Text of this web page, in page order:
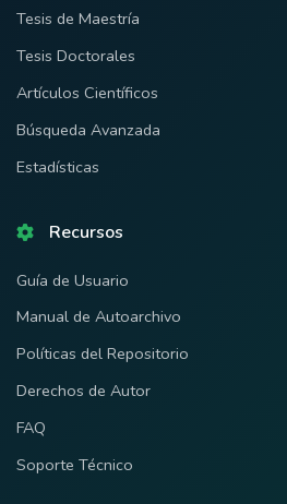
Tesis de Maestría
Tesis Doctorales
Artículos Científicos
Búsqueda Avanzada
Estadísticas
Recursos
Guía de Usuario
Manual de Autoarchivo
Políticas del Repositorio
Derechos de Autor
FAQ
Soporte Técnico